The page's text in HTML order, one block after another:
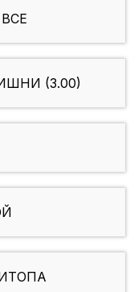
(3.00)